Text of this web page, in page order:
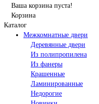
Ваша корзина пуста!
Корзина
Каталог
Межкомнатные двери
Деревянные двери
Из полипропилена
Из фанеры
Крашенные
Ламинированные
Недорогие